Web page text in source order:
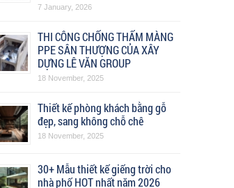
7 January, 2026
THI CÔNG CHỐNG THẤM MÀNG
PPE SÂN THƯỢNG CỦA XÂY
DỰNG LÊ VĂN GROUP
18 November, 2025
Thiết kế phòng khách bằng gỗ
đẹp, sang không chỗ chê
18 November, 2025
30+ Mẫu thiết kế giếng trời cho
nhà phố HOT nhất năm 2026